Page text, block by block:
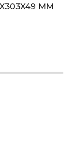
MM